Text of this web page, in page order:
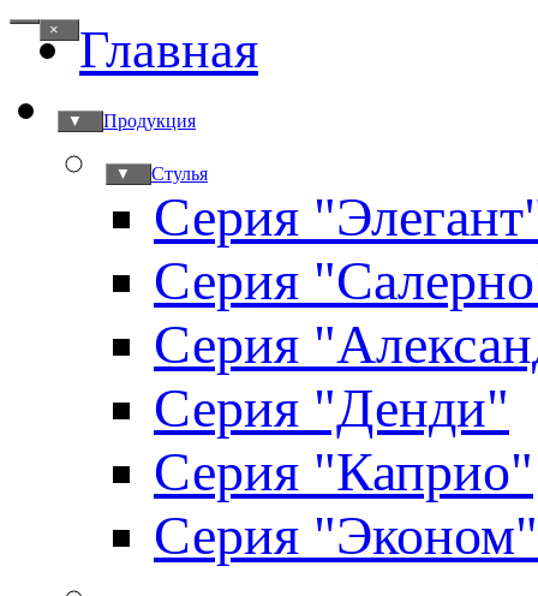
× Главная
Продукция
▼
Стулья
▼
Серия
Серия
Серия
Серия "Денди"
Серия "Каприо"
Серия "Эконом"